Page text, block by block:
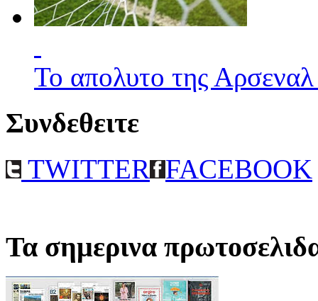
Το απολυτο της
Συνδεθειτε
TWITTER FACEBOOK
Τα σημερινα